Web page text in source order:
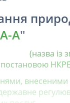
А"
(назва із
постановою
внесеними